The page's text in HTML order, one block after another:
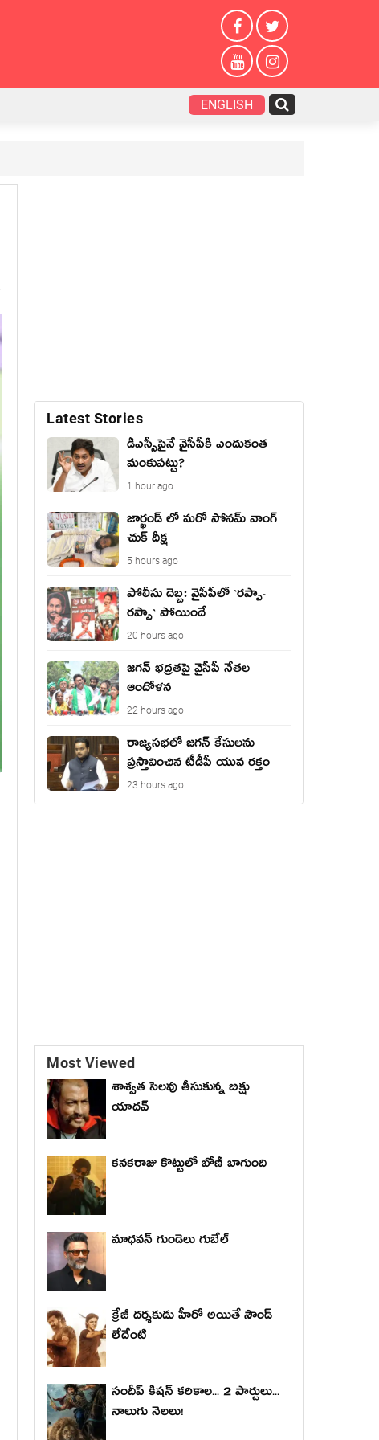
ENGLISH
Latest Stories
డీఎస్సీపైనే వైసీపీకి ఎందుకంత
మంకుపట్టు?
1 hour ago
జార్ఖండ్ లో మరో సోనమ్ వాంగ్
చుక్ దీక్ష
5 hours ago
పోలీసు దెబ్బ: వైసీపీలో `ర‌ప్పా-
ర‌ప్పా` పోయిందే
20 hours ago
జ‌గ‌న్ భద్రతపై వైసీపీ నేతల
ఆందోళన
22 hours ago
రాజ్యసభలో జగన్ కేసులను
ప్రస్తావించిన టీడీపీ యువ రక్తం
23 hours ago
Most Viewed
శాశ్వత సెలవు తీసుకున్న బిక్షు
యాదవ్
కనకరాజు కొట్టులో బోణీ బాగుంది
మాధ‌వ‌న్ గుండెలు గుబేల్‌
క్రేజీ దర్శకుడు హీరో అయితే సౌండ్
లేదేంటి
సందీప్ కిషన్ కరికాల... 2 పార్టులు...
నాలుగు నెలలు!